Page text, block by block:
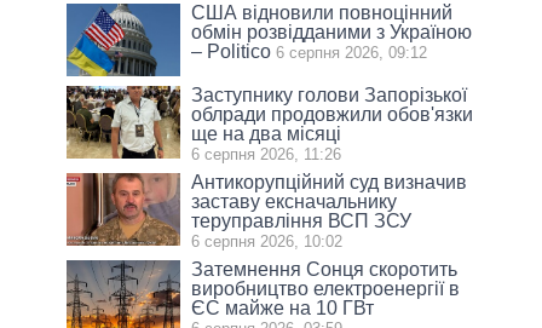
США відновили повноцінний
обмін розвідданими з Україною
– Politico 6 серпня 2026, 09:12
Заступнику голови Запорізької
облради продовжили обов'язки
ще на два місяці
6 серпня 2026, 11:26
Антикорупційний суд визначив
заставу ексначальнику
теруправління ВСП ЗСУ
6 серпня 2026, 10:02
Затемнення Сонця скоротить
виробництво електроенергії в
ЄС майже на 10 ГВт